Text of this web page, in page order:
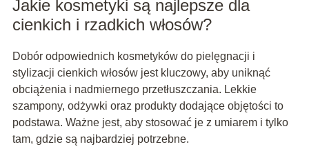
Jakie kosmetyki są najlepsze dla
cienkich i rzadkich włosów?
Dobór odpowiednich kosmetyków do pielęgnacji i
stylizacji cienkich włosów jest kluczowy, aby uniknąć
obciążenia i nadmiernego przetłuszczania. Lekkie
szampony, odżywki oraz produkty dodające objętości to
podstawa. Ważne jest, aby stosować je z umiarem i tylko
tam, gdzie są najbardziej potrzebne.